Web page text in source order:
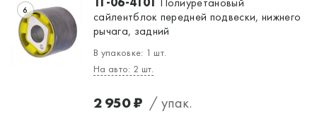
6
сайлентблок передней подвески, нижнего
рычага, задний
В упаковке: 1 шт.
На авто: 2 шт.
2 950 ₽ / упак.